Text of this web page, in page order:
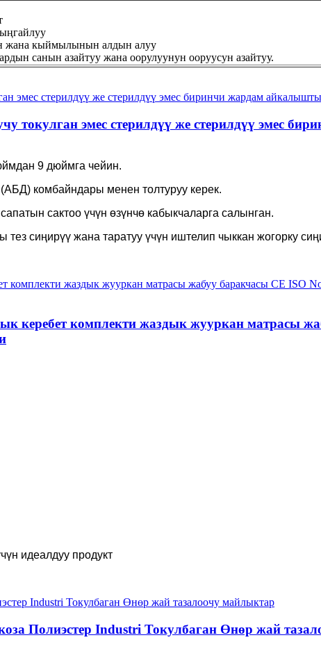
жана кыймылынын алдын алуу
санын азайтуу жана оорулуунун ооруусун азайтуу.
токулган эмес стерилдүү же стерилдүү эмес
9 дюймга чейин.
комбайндары менен толтуруу керек.
сактоо үчүн өзүнчө кабыкчаларга салынган.
сиңирүү жана таратуу үчүн иштелип чыккан жогорку
керебет комплекти жаздык жууркан матрасы
идеалдуу продукт
Полиэстер Industri Токулбаган Өнөр жай